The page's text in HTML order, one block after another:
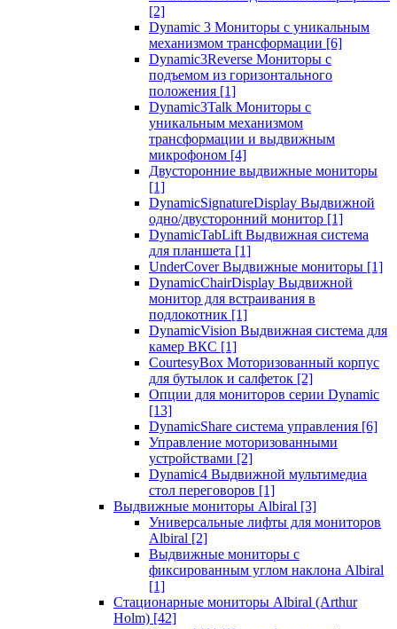
[2]
Dynamic 3 Мониторы с уникальным
механизмом трансформации [6]
Dynamic3Reverse Мониторы с
подъемом из горизонтального
положения [1]
Dynamic3Talk Мониторы с
уникальным механизмом
трансформации и выдвижным
микрофоном [4]
Двусторонние выдвижные мониторы
[1]
DynamicSignatureDisplay Выдвижной
одно/двусторонний монитор [1]
DynamicTabLift Выдвижная система
для планшета [1]
UnderCover Выдвижные мониторы [1]
DynamicChairDisplay Выдвижной
монитор для встраивания в
подлокотник [1]
DynamicVision Выдвижная система для
камер ВКС [1]
CourtesyBox Моторизованный корпус
для бутылок и салфеток [2]
Опции для мониторов серии Dynamic
[13]
DynamicShare система управления [6]
Управление моторизованными
устройствами [2]
Dynamic4 Выдвижной мультимедиа
стол переговоров [1]
Выдвижные мониторы Albiral [3]
Универсальные лифты для мониторов
Albiral [2]
Выдвижные мониторы с
фиксированным углом наклона Albiral
[1]
Стационарные мониторы Albiral (Arthur
Holm) [42]